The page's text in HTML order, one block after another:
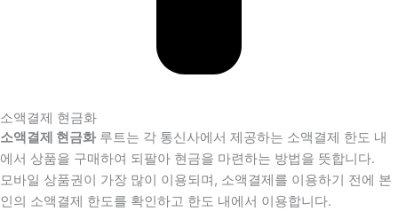
소액결제 현금화
소액결제 현금화루트는 각 통신사에서 제공하는 소액결제 한도 내
에서 상품을 구매하여 되팔아 현금을 마련하는 방법을 뜻합니다.
모바일 상품권이 가장 많이 이용되며, 소액결제를 이용하기 전에 본
인의 소액결제 한도를 확인하고 한도 내에서 이용합니다.